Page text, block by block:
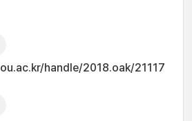
handle/2018.oak/21117